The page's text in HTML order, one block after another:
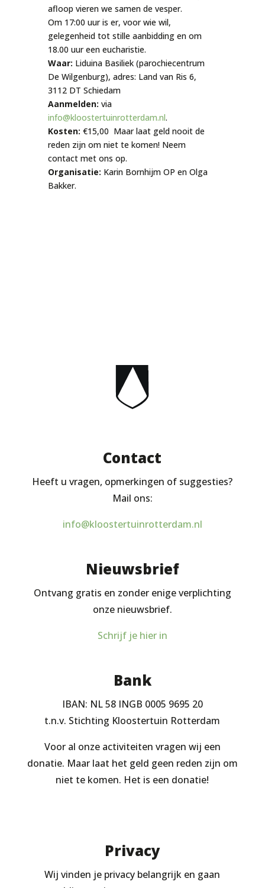
afloop vieren we samen de vesper.
Om 17:00 uur is er, voor wie wil,
gelegenheid tot stille aanbidding en om
18.00 uur een eucharistie.
Waar: Liduina Basiliek (parochiecentrum
De Wilgenburg), adres: Land van Ris 6,
3112 DT Schiedam
Aanmelden: via
info@kloostertuinrotterdam.nl.
Kosten: €15,00 Maar laat geld nooit de
reden zijn om niet te komen! Neem
contact met ons op.
Organisatie: Karin Bornhijm OP en Olga
Bakker.
Contact
Heeft u vragen, opmerkingen of suggesties?
Mail ons:
info@kloostertuinrotterdam.nl
Nieuwsbrief
Ontvang gratis en zonder enige verplichting
onze nieuwsbrief.
Schrijf je hier in
Bank
IBAN: NL 58 INGB 0005 9695 20
t.n.v. Stichting Kloostertuin Rotterdam
Voor al onze activiteiten vragen wij een
donatie. Maar laat het geld geen reden zijn om
niet te komen. Het is een donatie!
Privacy
Wij vinden je privacy belangrijk en gaan